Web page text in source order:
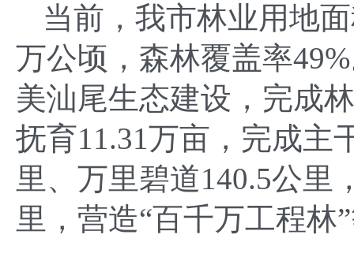
当前，我市林业用地
万公顷，森林覆盖率
美汕尾生态建设，完成
抚育11.31万亩，完成主
里、万里碧道140.5公里
里，营造“百千万工程林